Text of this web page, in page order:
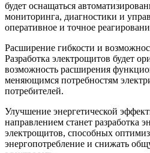
будет оснащаться
мониторинга, диагностики и
оперативное и точное
Расширение гибкости и
Разработка электрощитов будет
возможность расширения
меняющимся потребностям
потребителей.
Улучшение энергетической
направлением станет разработка
электрощитов, способных
энергопотребление и снижать